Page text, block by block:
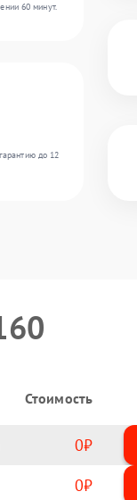
60 минут.
до 12
Стоимость
0
0